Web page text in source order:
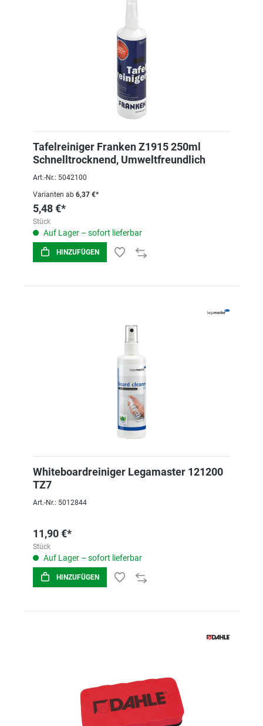
Tafelreiniger Franken Z1915 250ml
Schnelltrocknend, Umweltfreundlich
Art.-Nr.: 5042100
Varianten ab 6,37 €*
5,48 €*
Stück
Auf Lager – sofort lieferbar
HINZUFÜGEN
Whiteboardreiniger Legamaster 121200
TZ7
Art.-Nr.: 5012844
11,90 €*
Stück
Auf Lager – sofort lieferbar
HINZUFÜGEN